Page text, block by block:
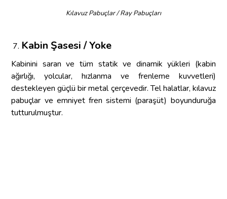
Kılavuz Pabuçlar / Ray Pabuçları
Kabin Şasesi / Yoke
Kabinini saran ve tüm statik ve dinamik yükleri (kabin
ağırlığı, yolcular, hızlanma ve frenleme kuvvetleri)
destekleyen güçlü bir metal çerçevedir. Tel halatlar, kılavuz
pabuçlar ve emniyet fren sistemi (paraşüt) boyunduruğa
tutturulmuştur.